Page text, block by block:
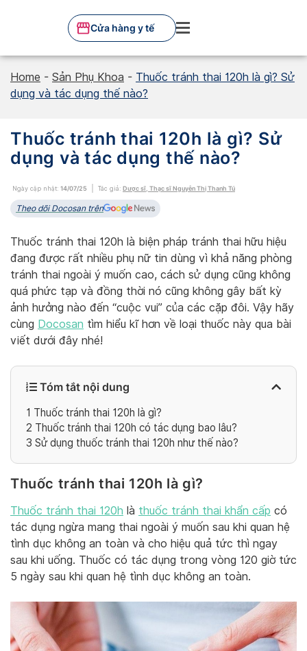
Cửa hàng y tế
Home - Sản Phụ Khoa - Thuốc tránh thai 120h là gì? Sử
dụng và tác dụng thế nào?
Thuốc tránh thai 120h là gì? Sử
dụng và tác dụng thế nào?
Ngày cập nhật: 14/07/25 Tác giả: Dược sĩ, Thạc sĩ Nguyễn Thị Thanh Tú
Theo dõi Docosan trên
Thuốc tránh thai 120h là biện pháp tránh thai hữu hiệu
đang được rất nhiều phụ nữ tin dùng vì khả năng phòng
tránh thai ngoài ý muốn cao, cách sử dụng cũng không
quá phức tạp và đồng thời nó cũng không gây bất kỳ
ảnh hưởng nào đến “cuộc vui” của các cặp đôi. Vậy hãy
cùng Docosan tìm hiểu kĩ hơn về loại thuốc này qua bài
viết dưới đây nhé!
Tóm tắt nội dung
1 Thuốc tránh thai 120h là gì?
2 Thuốc tránh thai 120h có tác dụng bao lâu?
3 Sử dụng thuốc tránh thai 120h như thế nào?
Thuốc tránh thai 120h là gì?
Thuốc tránh thai 120h là thuốc tránh thai khẩn cấp có
tác dụng ngừa mang thai ngoài ý muốn sau khi quan hệ
tình dục không an toàn và cho hiệu quả tức thì ngay
sau khi uống. Thuốc có tác dụng trong vòng 120 giờ tức
5 ngày sau khi quan hệ tình dục không an toàn.